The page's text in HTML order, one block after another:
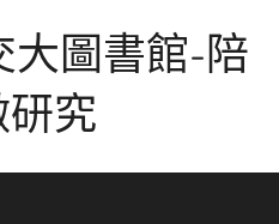
大圖書館-陪
究